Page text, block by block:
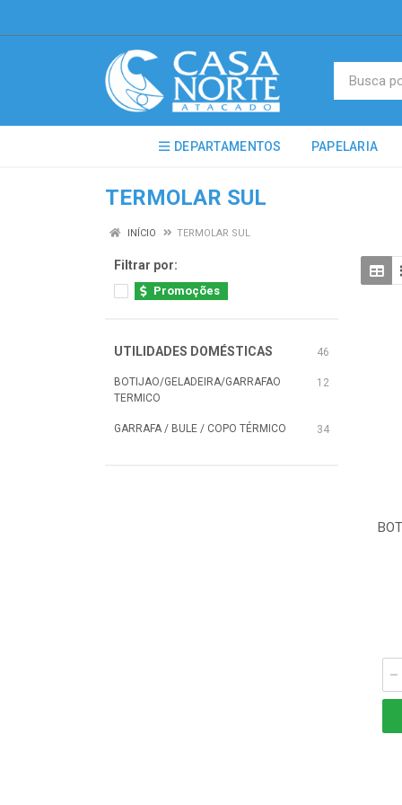
DEPARTAMENTOS PAPELARIA
TERMOLAR SUL
INÍCIO TERMOLAR SUL
Filtrar por:
Promoções
UTILIDADES DOMÉSTICAS 46
BOTIJAO/GELADEIRA/GARRAFAO
TERMICO
12
GARRAFA / BULE / COPO TÉRMICO 34